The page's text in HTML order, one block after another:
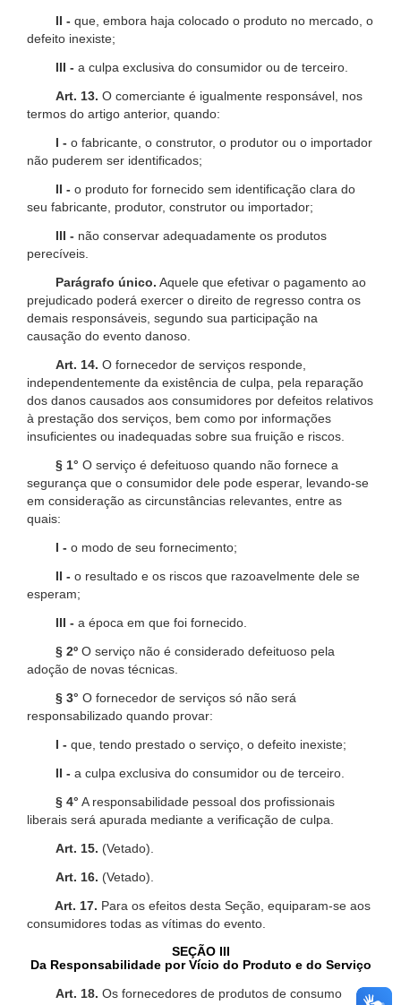
II - que, embora haja colocado o produto no mercado, o
defeito inexiste;
III - a culpa exclusiva do consumidor ou de terceiro.
Art. 13. O comerciante é igualmente responsável, nos
termos do artigo anterior, quando:
I - o fabricante, o construtor, o produtor ou o importador
não puderem ser identificados;
II - o produto for fornecido sem identificação clara do
seu fabricante, produtor, construtor ou importador;
III - não conservar adequadamente os produtos
perecíveis.
Parágrafo único. Aquele que efetivar o pagamento ao
prejudicado poderá exercer o direito de regresso contra os
demais responsáveis, segundo sua participação na
causação do evento danoso.
Art. 14. O fornecedor de serviços responde,
independentemente da existência de culpa, pela reparação
dos danos causados aos consumidores por defeitos relativos
à prestação dos serviços, bem como por informações
insuficientes ou inadequadas sobre sua fruição e riscos.
§ 1° O serviço é defeituoso quando não fornece a
segurança que o consumidor dele pode esperar, levando-se
em consideração as circunstâncias relevantes, entre as
quais:
I - o modo de seu fornecimento;
II - o resultado e os riscos que razoavelmente dele se
esperam;
III - a época em que foi fornecido.
§ 2º O serviço não é considerado defeituoso pela
adoção de novas técnicas.
§ 3° O fornecedor de serviços só não será
responsabilizado quando provar:
I - que, tendo prestado o serviço, o defeito inexiste;
II - a culpa exclusiva do consumidor ou de terceiro.
§ 4° A responsabilidade pessoal dos profissionais
liberais será apurada mediante a verificação de culpa.
Art. 15. (Vetado).
Art. 16. (Vetado).
Art. 17. Para os efeitos desta Seção, equiparam-se aos
consumidores todas as vítimas do evento.
SEÇÃO III
Da Responsabilidade por Vício do Produto e do Serviço
Art. 18. Os fornecedores de produtos de consumo